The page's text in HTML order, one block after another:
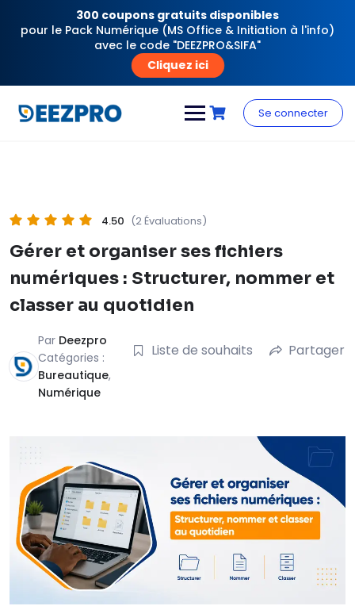
300 coupons gratuits disponibles
pour le Pack Numérique (MS Office & Initiation à l'info)
avec le code "DEEZPRO&SIFA"
Cliquez ici
content
Se connecter
4.50 (2 Évaluations)
Gérer et organiser ses fichiers
numériques : Structurer, nommer et
classer au quotidien
Par Deezpro
Catégories :
Bureautique,
Numérique
Liste de souhaits Partager